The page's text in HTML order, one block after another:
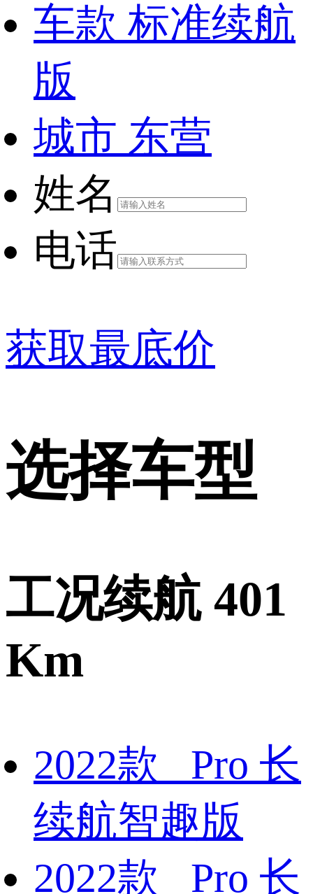
车款 标准续航
版
城市 东营
姓名
电话
获取最底价
选择车型
工况续航 401
Km
2022款 Pro 长
续航智趣版
2022款 Pro 长